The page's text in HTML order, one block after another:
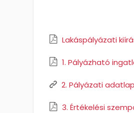
Lakáspályázati
1. Pályázható
2. Pályázati adatlap
3. Értékelési